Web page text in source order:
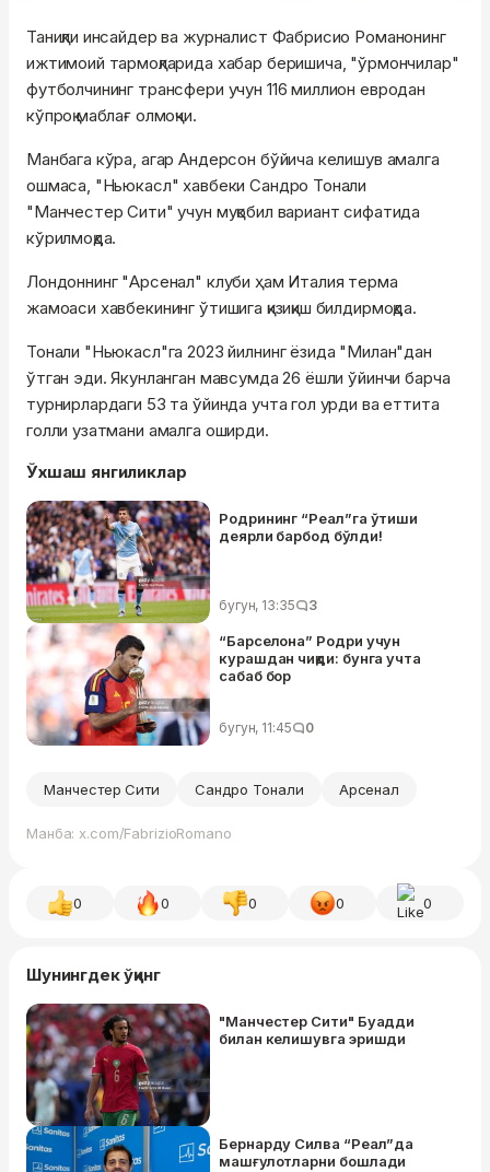
Таниқли инсайдер ва журналист Фабрисио Романонинг
ижтимоий тармоқларида хабар беришича, "ўрмончилар"
футболчининг трансфери учун 116 миллион евродан
кўпроқ маблағ олмоқчи.
Манбага кўра, агар Андерсон бўйича келишув амалга
ошмаса, "Ньюкасл" хавбеки Сандро Тонали
"Манчестер Сити" учун муқобил вариант сифатида
кўрилмоқда.
Лондоннинг "Арсенал" клуби ҳам Италия терма
жамоаси хавбекининг ўтишига қизиқиш билдирмоқда.
Тонали "Ньюкасл"га 2023 йилнинг ёзида "Милан"дан
ўтган эди. Якунланган мавсумда 26 ёшли ўйинчи барча
турнирлардаги 53 та ўйинда учта гол урди ва еттита
голли узатмани амалга оширди.
Ўхшаш янгиликлар
Родрининг “Реал”га ўтиши
деярли барбод бўлди!
бугун, 13:35 3
“Барселона” Родри учун
курашдан чиқди: бунга учта
сабаб бор
бугун, 11:45 0
Манчестер Сити Сандро Тонали Арсенал
Манба: x.com/FabrizioRomano
0 0 0 0 0
Шунингдек ўқинг
"Манчестер Сити" Буадди
билан келишувга эришди
Бернарду Силва “Реал”да
машғулотларни бошлади